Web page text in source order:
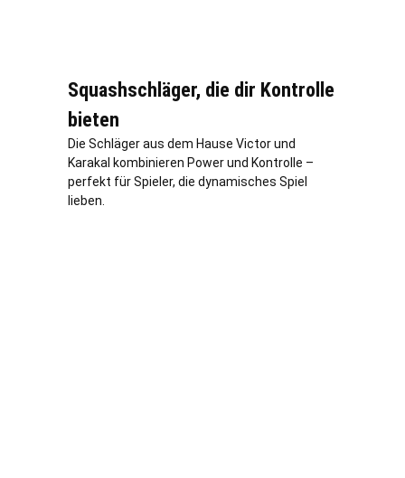
Squashschläger, die dir Kontrolle
bieten
Die Schläger aus dem Hause Victor und
Karakal kombinieren Power und Kontrolle –
perfekt für Spieler, die dynamisches Spiel
lieben.